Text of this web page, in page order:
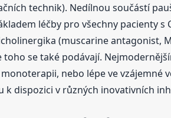
technik). Nedílnou součástí
léčby pro všechny pacienty s
(muscarine antagonist,
toho se také podávají.
nebo lépe ve
k dispozici v různých inovativních